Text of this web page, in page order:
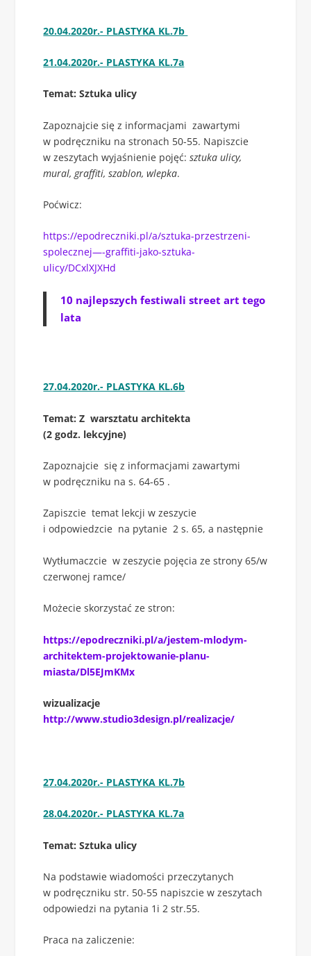
20.04.2020r.- PLASTYKA KL.7b
21.04.2020r.- PLASTYKA KL.7a
Temat: Sztuka ulicy
Zapoznajcie się z informacjami zawartymi
w podręczniku na stronach 50-55. Napiszcie
w zeszytach wyjaśnienie pojęć:sztuka ulicy,
mural, graffiti, szablon, wlepka.
Poćwicz:
https://epodreczniki.pl/a/sztuka-przestrzeni-
spolecznej—-graffiti-jako-sztuka-
ulicy/DCxlXJXHd
10 najlepszych festiwali street art tego
lata
27.04.2020r.- PLASTYKA KL.6b
Temat: Z warsztatu architekta
(2 godz. lekcyjne)
Zapoznajcie się z informacjami zawartymi
w podręczniku na s. 64-65 .
Zapiszcie temat lekcji w zeszycie
i odpowiedzcie na pytanie 2 s. 65, a następnie
Wytłumaczcie w zeszycie pojęcia ze strony 65/w
czerwonej ramce/
Możecie skorzystać ze stron:
https://epodreczniki.pl/a/jestem-mlodym-
architektem-projektowanie-planu-
miasta/Dl5EJmKMx
wizualizacje
http://www.studio3design.pl/realizacje/
27.04.2020r.- PLASTYKA KL.7b
28.04.2020r.- PLASTYKA KL.7a
Temat: Sztuka ulicy
Na podstawie wiadomości przeczytanych
w podręczniku str. 50-55 napiszcie w zeszytach
odpowiedzi na pytania 1i 2 str.55.
Praca na zaliczenie: